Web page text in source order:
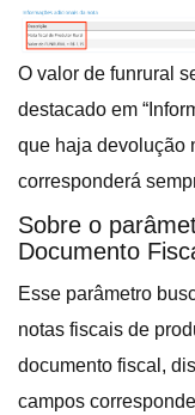
O valor de funrural
destacado em
que haja devolução
corresponderá
Sobre o
Documento
Esse parâmetro
notas fiscais de
documento fiscal,
campos